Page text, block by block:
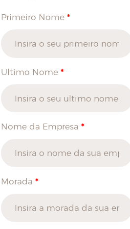
Primeiro Nome *
Ultimo Nome *
Nome da Empresa *
Morada *